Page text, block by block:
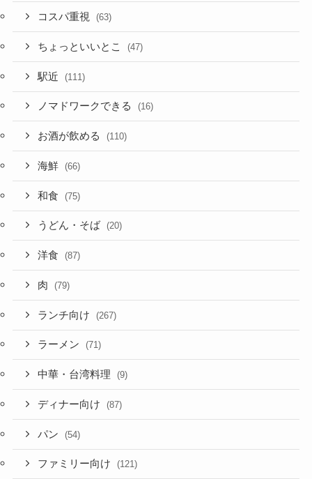
コスパ重視 (63)
ちょっといいとこ (47)
駅近 (111)
ノマドワークできる (16)
お酒が飲める (110)
海鮮 (66)
和食 (75)
うどん・そば (20)
洋食 (87)
肉 (79)
ランチ向け (267)
ラーメン (71)
中華・台湾料理 (9)
ディナー向け (87)
パン (54)
ファミリー向け (121)